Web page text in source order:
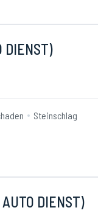
DIENST)
Steinschlag
DIENST)